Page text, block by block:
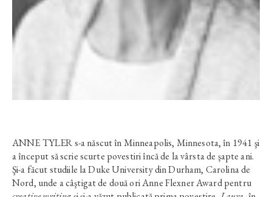
ANNE TYLER s-a născut în Minneapolis, Minnesota, în 1941 şi
a început să scrie scurte povestiri încă de la vârsta de şapte ani.
Şi-a făcut studiile la Duke University din Durham, Carolina de
Nord, unde a câştigat de două ori Anne Flexner Award pentru